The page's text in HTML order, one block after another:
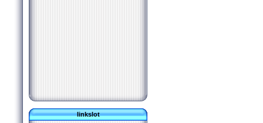
linkslot